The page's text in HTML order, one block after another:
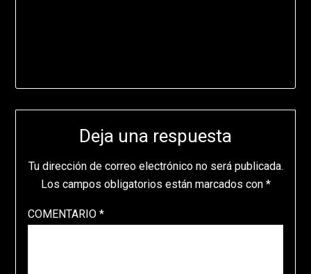
Deja una respuesta
Tu dirección de correo electrónico no será publicada.
Los campos obligatorios están marcados con *
COMENTARIO *